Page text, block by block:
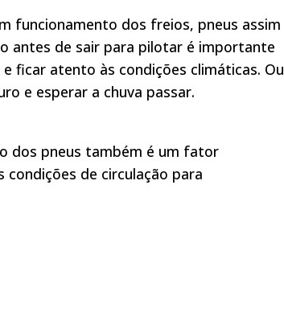
funcionamento dos freios, pneus assim
antes de sair para pilotar é importante
ficar atento às condições climáticas. Ou
e esperar a chuva passar.
dos pneus também é um fator
de circulação para